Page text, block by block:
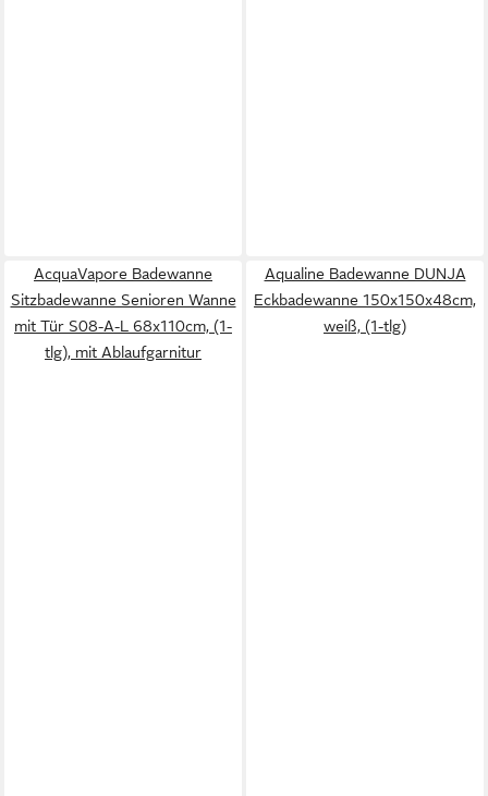
AcquaVapore Badewanne
Sitzbadewanne Senioren Wanne
mit Tür S08-A-L 68x110cm, (1-
tlg), mit Ablaufgarnitur
Aqualine Badewanne DUNJA
Eckbadewanne 150x150x48cm,
weiß, (1-tlg)